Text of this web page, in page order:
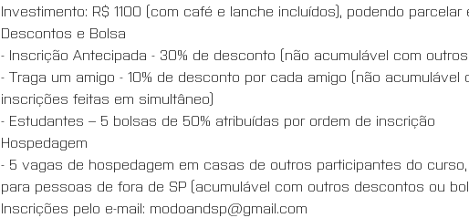
Investimento: R$ 1100 (com café e lanche incluídos), podendo
Descontos e Bolsa
- Inscrição Antecipada - 30% de desconto (não acumulável com
- Traga um amigo - 10% de desconto por cada amigo (não
inscrições feitas em simultâneo)
- Estudantes – 5 bolsas de 50% atribuídas por ordem de inscrição
Hospedagem
- 5 vagas de hospedagem em casas de outros participantes do
para pessoas de fora de SP (acumulável com outros descontos ou
Inscrições pelo e-mail: modoandsp@gmail.com